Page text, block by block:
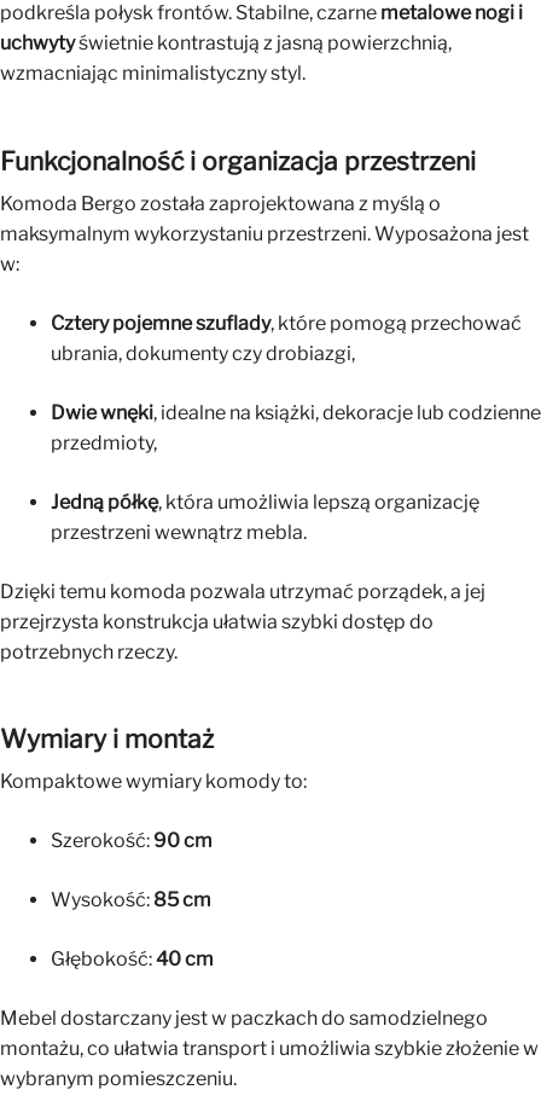
podkreśla połysk frontów. Stabilne, czarne metalowe nogi i
uchwytyświetnie kontrastują z jasną powierzchnią,
wzmacniając minimalistyczny styl.
Funkcjonalność i organizacja przestrzeni
Komoda Bergo została zaprojektowana z myślą o
maksymalnym wykorzystaniu przestrzeni. Wyposażona jest
w:
Cztery pojemne szuflady, które pomogą przechować
ubrania, dokumenty czy drobiazgi,
Dwie wnęki, idealne na książki, dekoracje lub codzienne
przedmioty,
Jedną półkę, która umożliwia lepszą organizację
przestrzeni wewnątrz mebla.
Dzięki temu komoda pozwala utrzymać porządek, a jej
przejrzysta konstrukcja ułatwia szybki dostęp do
potrzebnych rzeczy.
Wymiary i montaż
Kompaktowe wymiary komody to:
Szerokość: 90 cm
Wysokość: 85 cm
Głębokość:40 cm
Mebel dostarczany jest w paczkach do samodzielnego
montażu, co ułatwia transport i umożliwia szybkie złożenie w
wybranym pomieszczeniu.